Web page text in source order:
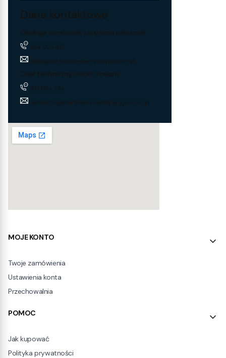
Dane kontaktowe
Obsługa zamówień, zapytania ofertowe
884 024 451
sklep@hurtownia-wentylacyjna.com.pl
Dział techniczny, dobór towaru
574 694 534
techniczny@hurtownia-wentylacyjna.com.pl
Linki w stopce
MOJE KONTO
Twoje zamówienia
Ustawienia konta
Przechowalnia
POMOC
Jak kupować
Polityka prywatności